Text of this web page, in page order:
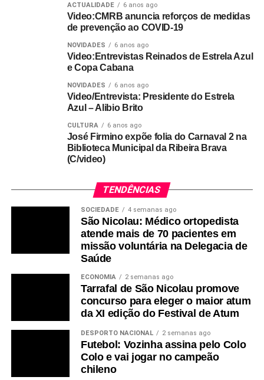
ACTUALIDADE 6 anos ago
Video:CMRB anuncia reforços de medidas
de prevenção ao COVID-19
NOVIDADES 6 anos ago
Video:Entrevistas Reinados de Estrela Azul
e Copa Cabana
NOVIDADES 6 anos ago
Video/Entrevista: Presidente do Estrela
Azul – Alibio Brito
CULTURA 6 anos ago
José Firmino expõe folia do Carnaval 2 na
Biblioteca Municipal da Ribeira Brava
(C/video)
TENDÊNCIAS
SOCIEDADE 4 semanas ago
São Nicolau: Médico ortopedista
atende mais de 70 pacientes em
missão voluntária na Delegacia de
Saúde
ECONOMIA 2 semanas ago
Tarrafal de São Nicolau promove
concurso para eleger o maior atum
da XI edição do Festival de Atum
DESPORTO NACIONAL 2 semanas ago
Futebol: Vozinha assina pelo Colo
Colo e vai jogar no campeão
chileno